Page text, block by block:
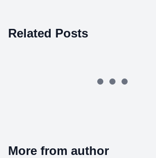
Related Posts
More from author